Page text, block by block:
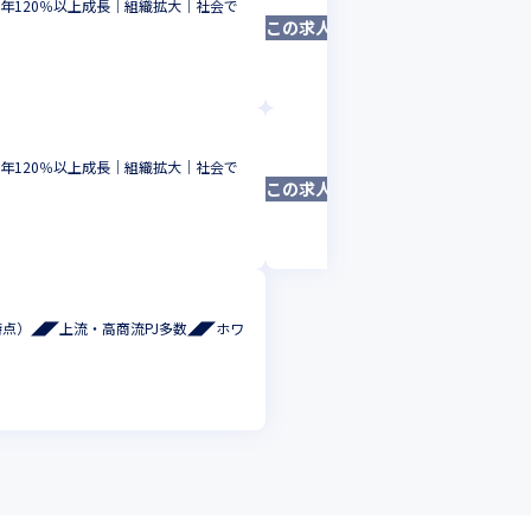
120％以上成長｜組織拡大｜社会で
120％以上成長｜組織拡大｜社会で
点）◢◤上流・高商流PJ多数◢◤ホワ
この求人は募集終了しました
この求人は募集終了しました